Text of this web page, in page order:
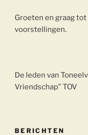
Groeten en graag tot
voorstellingen.
De leden van
Vriendschap” TOV
BERICHTEN